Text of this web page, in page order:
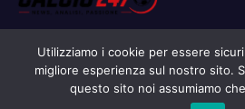
Proudly powered by WordPress|Tema:
Utilizziamo i cookie per essere
migliore esperienza sul nostro sito.
questo sito noi assumiamo